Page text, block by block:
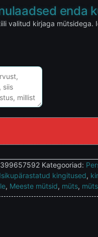
enda
valitud kirjaga
Kategooriad:
Isikupärastatud kingitused,
, Meeste mütsid, müts,